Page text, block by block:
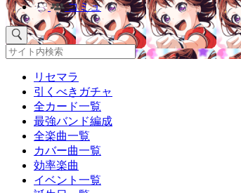
コミュ
リセマラ
引くべきガチャ
全カード一覧
最強バンド編成
全楽曲一覧
カバー曲一覧
効率楽曲
イベント一覧